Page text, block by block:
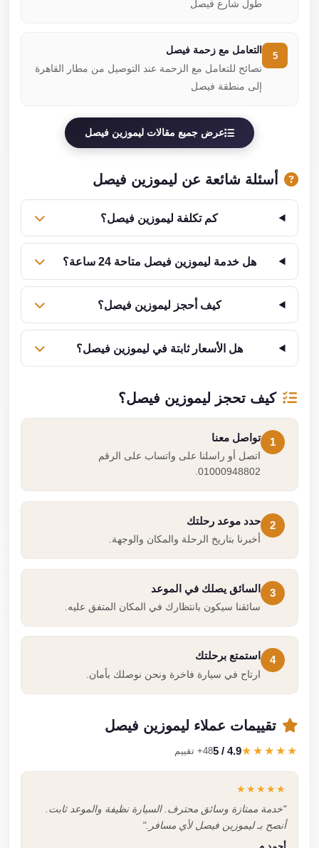
طول شارع فيصل
التعامل مع زحمة فيصل
نصائح للتعامل مع الزحمة عند التوصيل من مطار القاهرة
إلى منطقة فيصل
عرض جميع مقالات ليموزين فيصل
أسئلة شائعة عن ليموزين فيصل
كم تكلفة ليموزين فيصل؟
هل خدمة ليموزين فيصل متاحة 24 ساعة؟
كيف أحجز ليموزين فيصل؟
هل الأسعار ثابتة في ليموزين فيصل؟
كيف تحجز ليموزين فيصل؟
1
تواصل معنا
اتصل أو راسلنا على واتساب على الرقم
01000948802.
2
حدد موعد رحلتك
أخبرنا بتاريخ الرحلة والمكان والوجهة.
3
السائق يصلك في الموعد
سائقنا سيكون بانتظارك في المكان المتفق عليه.
4
استمتع برحلتك
ارتاح في سيارة فاخرة ونحن نوصلك بأمان.
تقييمات عملاء ليموزين فيصل
★★★★★
4.9 / 5 48+ تقييم
★★★★★
"خدمة ممتازة وسائق محترف. السيارة نظيفة والموعد ثابت.
أنصح بـ ليموزين فيصل لأي مسافر."